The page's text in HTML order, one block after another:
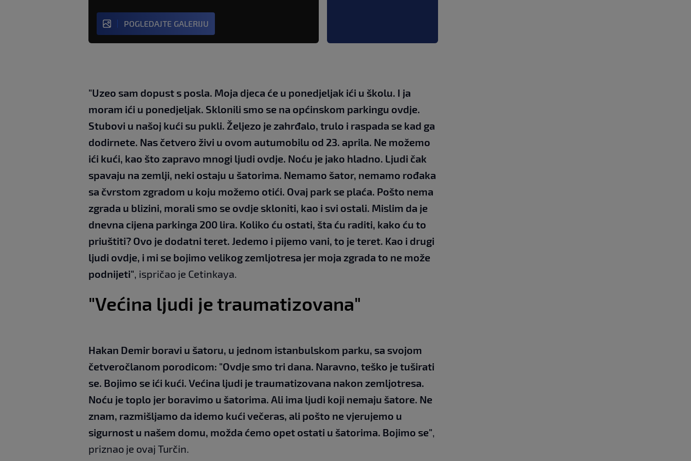
POGLEDAJTE GALERIJU
"Uzeo sam dopust s posla. Moja djeca će u ponedjeljak ići u školu. I ja
moram ići u ponedjeljak. Sklonili smo se na općinskom parkingu ovdje.
Stubovi u našoj kući su pukli. Željezo je zahrđalo, trulo i raspada se kad ga
dodirnete. Nas četvero živi u ovom autumobilu od 23. aprila. Ne možemo
ići kući, kao što zapravo mnogi ljudi ovdje. Noću je jako hladno. Ljudi čak
spavaju na zemlji, neki ostaju u šatorima. Nemamo šator, nemamo rođaka
sa čvrstom zgradom u koju možemo otići. Ovaj park se plaća. Pošto nema
zgrada u blizini, morali smo se ovdje skloniti, kao i svi ostali. Mislim da je
dnevna cijena parkinga 200 lira. Koliko ću ostati, šta ću raditi, kako ću to
priuštiti? Ovo je dodatni teret. Jedemo i pijemo vani, to je teret. Kao i drugi
ljudi ovdje, i mi se bojimo velikog zemljotresa jer moja zgrada to ne može
podnijeti", ispričao je Cetinkaya.
"Većina ljudi je traumatizovana"
Hakan Demir boravi u šatoru, u jednom istanbulskom parku, sa svojom
četveročlanom porodicom: "Ovdje smo tri dana. Naravno, teško je tuširati
se. Bojimo se ići kući. Većina ljudi je traumatizovana nakon zemljotresa.
Noću je toplo jer boravimo u šatorima. Ali ima ljudi koji nemaju šatore. Ne
znam, razmišljamo da idemo kući večeras, ali pošto ne vjerujemo u
sigurnost u našem domu, možda ćemo opet ostati u šatorima. Bojimo se",
priznao je ovaj Turčin.